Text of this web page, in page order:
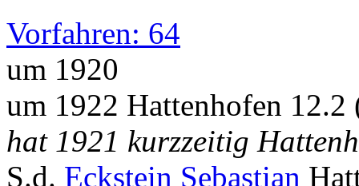
Vorfahren: 64
um 1920
um 1922 Hattenhofen 12.2
hat 1921 kurzzeitig
S.d. Eckstein Sebastian